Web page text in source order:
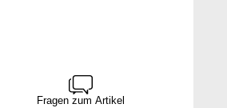
Fragen zum Artikel